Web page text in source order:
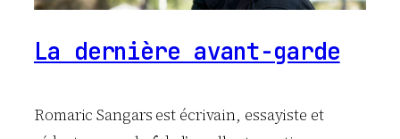
La dernière avant-garde
Romaric Sangars est écrivain, essayiste et